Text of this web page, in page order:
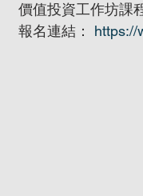
價值投資工作坊課
報名連結： https://